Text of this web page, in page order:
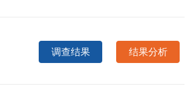
调查结果 结果分析